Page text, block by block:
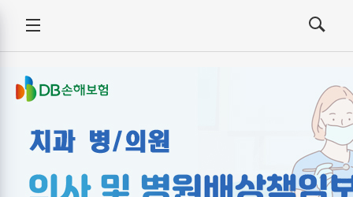
전체메뉴
열기/
검색
열기/